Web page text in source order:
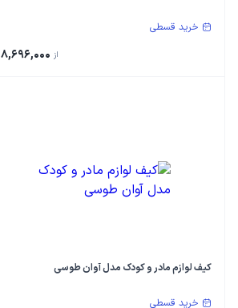
خرید قسطی
از 8,696,000
کیف لوازم مادر و کودک مدل آوان طوسی
خرید قسطی